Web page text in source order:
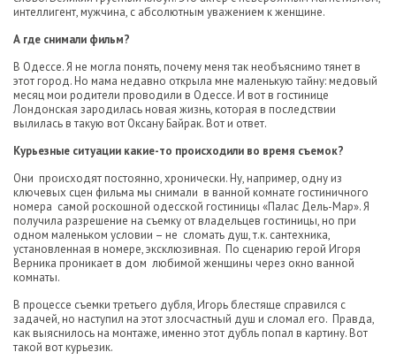
интеллигент, мужчина, с абсолютным уважением к женщине.
А где снимали фильм?
В Одессе. Я не могла понять, почему меня так необъяснимо тянет в
этот город. Но мама недавно открыла мне маленькую тайну: медовый
месяц мои родители проводили в Одессе. И вот в гостинице
Лондонская зародилась новая жизнь, которая в последствии
вылилась в такую вот Оксану Байрак. Вот и ответ.
Курьезные ситуации какие-то происходили во время съемок?
Они происходят постоянно, хронически. Ну, например, одну из
ключевых сцен фильма мы снимали в ванной комнате гостиничного
номера самой роскошной одесской гостиницы «Палас Дель-Мар». Я
получила разрешение на съемку от владельцев гостиницы, но при
одном маленьком условии – не сломать душ, т.к. сантехника,
установленная в номере, эксклюзивная. По сценарию герой Игоря
Верника проникает в дом любимой женщины через окно ванной
комнаты.
В процессе съемки третьего дубля, Игорь блестяще справился с
задачей, но наступил на этот злосчастный душ и сломал его. Правда,
как выяснилось на монтаже, именно этот дубль попал в картину. Вот
такой вот курьезик.